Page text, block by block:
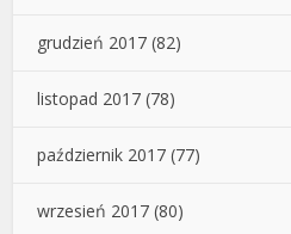
grudzień 2017 (82)
listopad 2017 (78)
październik 2017 (77)
wrzesień 2017 (80)